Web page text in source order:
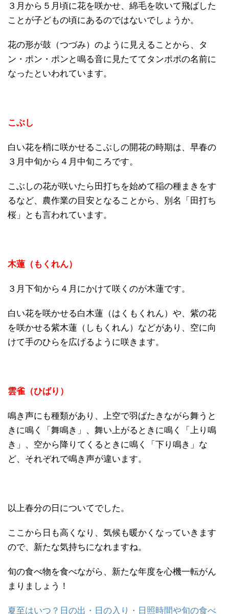
３月から５月頃に花を咲かせ、綿毛を吹いて飛ばした
ことが子どもの頃にあるのではないでしょうか。
花の形が鼓（つづみ）のように見えることから、タ
ン・ポン・ポンと鳴る音に見たててタンポポの名前に
なったといわれています。
こぶし
白い花を梢に咲かせるこぶしの開花の時期は、早春の
３月中旬から４月中旬ころです。
こぶしの花が咲いたら田打ちを始めて稲の種まきをす
るなど、農作業の目安となることから、別名「田打ち
桜」とも言われています。
木蓮（もくれん）
３月下旬から４月にかけて咲くのが木蓮です。
白い花を咲かせる白木蓮（はくもくれん）や、紫の花
を咲かせる紫木蓮（しもくれん）などがあり、空に向
けて手のひらを広げるように咲きます。
雲雀（ひばり）
鳴き声にも種類があり、上空で羽ばたきながら舞うと
きに鳴く「舞鳴き」、舞い上がるときに鳴く「上り鳴
き」、空から降りてくるときに鳴く「下り鳴き」な
ど、それぞれで鳴き声が違います。
以上春分の日についてでした。
ここから日も高くなり、気候も暖かくなっていきます
ので、新たな気持ちになれますね。
旬の食べ物を食べながら、新たな年度を心機一転がん
まりましょう！
夏至はいつ？日の出・日の入り・日照時間や旬の食べ